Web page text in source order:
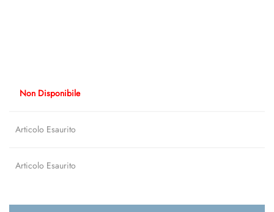
Non Disponibile
Articolo Esaurito
Articolo Esaurito